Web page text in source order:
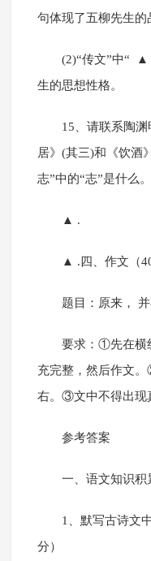
句体现了五柳先生的
(2)“传文”中
生的思想性格。
15、请联系陶
居》(其三)和《饮酒
志”中的“志”是什么
▲ .
▲ .四、作文（40
题目：原来，
要求：①先在横
充完整，然后作文
右。③文中不得出现
参考答案
一、语文知识积
1、默写古诗文
分）